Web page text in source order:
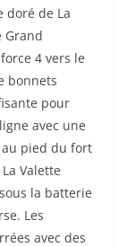
doré de La
Grand
4 vers le
bonnets
pour
avec une
au pied du fort
Valette
la batterie
Les
avec des